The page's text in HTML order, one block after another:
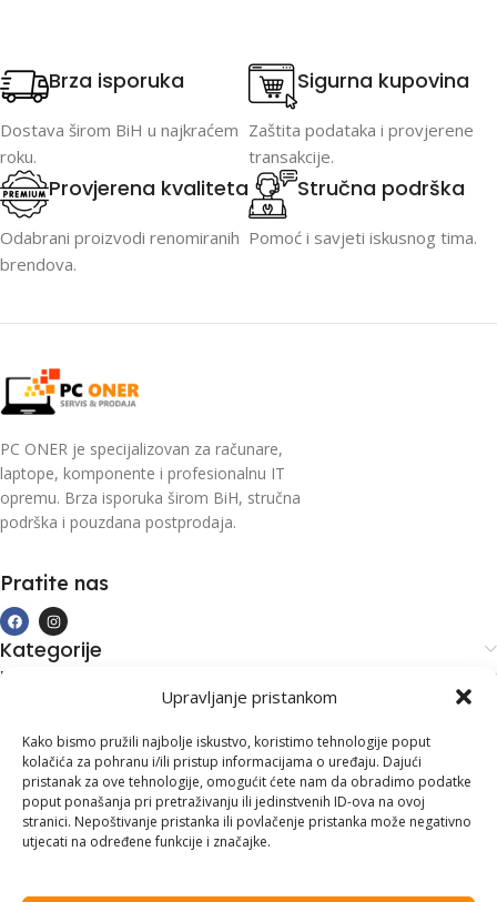
Upravljanje pristankom
Kako bismo pružili najbolje iskustvo, koristimo tehnologije poput
kolačića za pohranu i/ili pristup informacijama o uređaju. Dajući
pristanak za ove tehnologije, omogućit ćete nam da obradimo podatke
poput ponašanja pri pretraživanju ili jedinstvenih ID-ova na ovoj
stranici. Nepoštivanje pristanka ili povlačenje pristanka može negativno
utjecati na određene funkcije i značajke.
Brza isporuka
Dostava širom BiH u najkraćem
roku.
Sigurna kupovina
Zaštita podataka i provjerene
transakcije.
Provjerena kvaliteta
Odabrani proizvodi renomiranih
brendova.
Stručna podrška
Pomoć i savjeti iskusnog tima.
PC ONER je specijalizovan za računare,
laptope, komponente i profesionalnu IT
opremu. Brza isporuka širom BiH, stručna
podrška i pouzdana postprodaja.
Pratite nas
Kategorije
Kupovina i podrška
Kontakt informacije
Branilaca Bosne, 75 300 Lukavac
+387 35 555 999
info@pconer.ba